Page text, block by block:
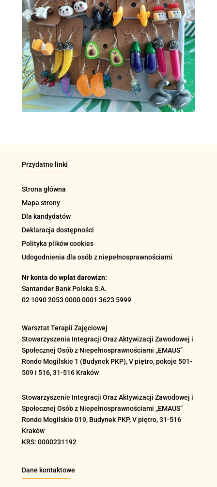
Przydatne linki
Strona główna
Mapa strony
Dla kandydatów
Deklaracja dostępności
Polityka plików cookies
Udogodnienia dla osób z niepełnosprawnościami
Nr konta do wpłat darowizn:
Santander Bank Polska S.A.
02 1090 2053 0000 0001 3623 5999
Warsztat Terapii Zajęciowej
Stowarzyszenia Integracji Oraz Aktywizacji Zawodowej i
Społecznej Osób z Niepełnosprawnościami „EMAUS”
Rondo Mogilskie 1 (Budynek PKP), V piętro, pokoje 501-
509 i 516, 31-516 Kraków
Stowarzyszenie Integracji Oraz Aktywizacji Zawodowej i
Społecznej Osób z Niepełnosprawnościami „EMAUS”
Rondo Mogilskie 019, Budynek PKP, V piętro, 31-516
Kraków
KRS: 0000231192
Dane kontaktowe